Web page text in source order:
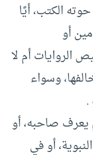
الكتب، أيًا
أو
الروايات أم لا
وسواء
.
يعرف صاحبه، أو
أو في